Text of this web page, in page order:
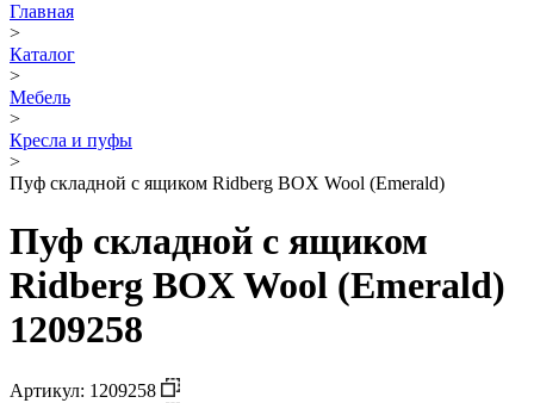
Главная
>
Каталог
>
Мебель
>
Кресла и пуфы
>
Пуф складной с ящиком Ridberg BOX Wool (Emerald)
Пуф складной с ящиком
Ridberg BOX Wool (Emerald)
1209258
Артикул: 1209258